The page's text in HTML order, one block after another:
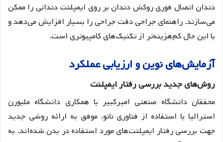
دندان اتصال فوری روکش دندان بر روی ایمپلنت دندانی را ممکن
می‌سازند. راهنمای جراحی دقت جراحی را بسیار افزایش می‌دهد و
با این حال کم‌هزینه‌تر از تکنیک‌های کامپیوتری است.
آزمایشهاینوینو ارزیابیعملکرد
روشهایجدیدبررسیرفتارایمپلنت
محققان دانشگاه صنعتی امیرکبیر با همکاری دانشگاه ملبورن
استرالیا با استفاده از فناوری نانو، موفق به ارائه روشی جدید
جهت بررسی رفتار ایمپلنت‌های مورد استفاده در بدن شده‌اند. به